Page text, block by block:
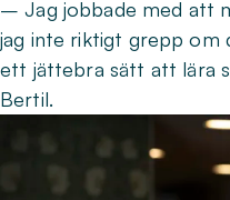
– Jag jobbade med att
jag inte riktigt grepp om
ett jättebra sätt att lära
Bertil.